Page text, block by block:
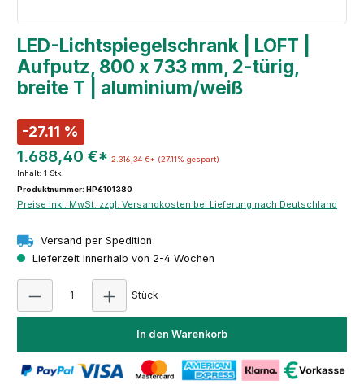
LED-Lichtspiegelschrank | LOFT |
Aufputz, 800 x 733 mm, 2-türig,
breite T | aluminium/weiß
-27.11 %
1.688,40 €* 2.316,34 €* (27.11% gespart)
Inhalt: 1 Stk.
Produktnummer: HP6101380
Preise inkl. MwSt. zzgl. Versandkosten bei Lieferung nach Deutschland
Versand per Spedition
Lieferzeit innerhalb von 2-4 Wochen
Stück
In den Warenkorb